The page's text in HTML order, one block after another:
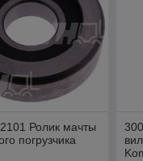
Ролик мачты
погрузчика